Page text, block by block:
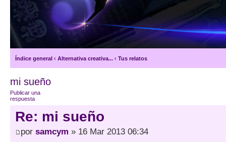
Índice general ‹ Alternativa creativa... ‹ Tus relatos
mi sueño
Publicar una
respuesta
Re: mi sueño
por samcym » 16 Mar 2013 06:34